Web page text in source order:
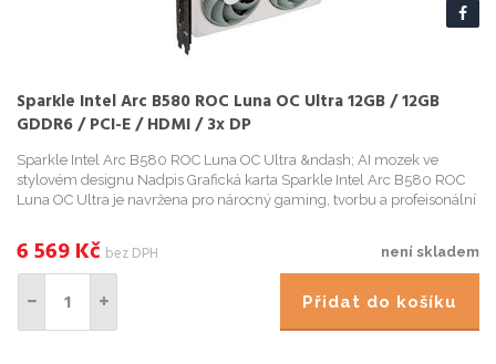
Sparkle Intel Arc B580 ROC Luna OC Ultra 12GB / 12GB
GDDR6 / PCI-E / HDMI / 3x DP
Sparkle Intel Arc B580 ROC Luna OC Ultra &ndash; AI mozek ve
stylovém designu Nadpis Grafická karta Sparkle Intel Arc B580 ROC
Luna OC Ultra je navržena pro nárocný gaming, tvorbu a profeisonální
není skladem
6 569Kč bez DPH
Přidat do košíku